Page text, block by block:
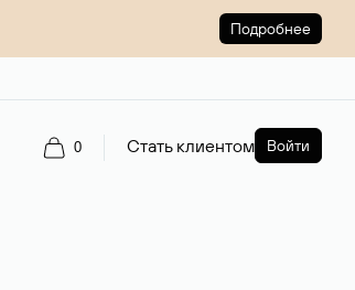
Подробнее
0 Стать клиентом Войти